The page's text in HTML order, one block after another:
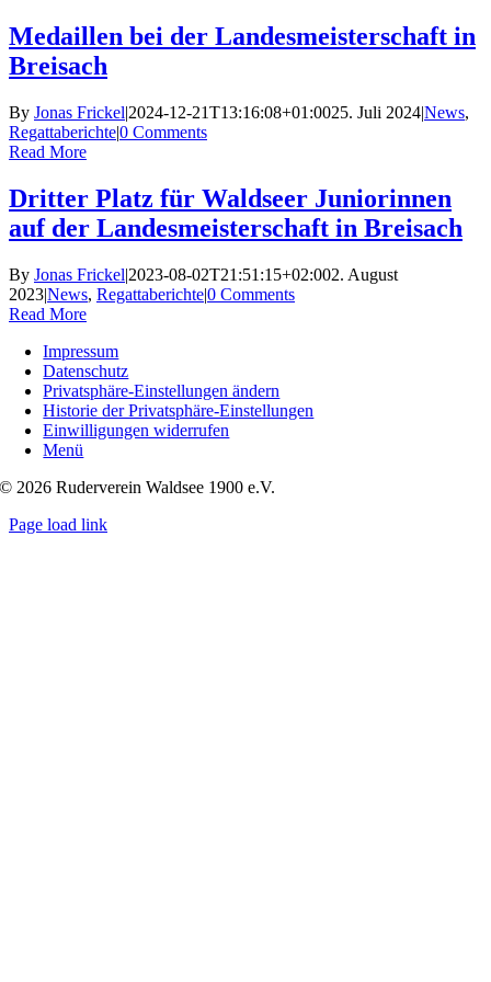
Skip
to
content
Medaillen bei der Landesmeisterschaft in
Breisach
By Jonas Frickel|2024-12-21T13:16:08+01:0025. Juli 2024|News,
Regattaberichte|0 Comments
Read More
Dritter Platz für Waldseer Juniorinnen
auf der Landesmeisterschaft in Breisach
By Jonas Frickel|2023-08-02T21:51:15+02:002. August
2023|News, Regattaberichte|0 Comments
Read More
Impressum
Datenschutz
Privatsphäre-Einstellungen ändern
Historie der Privatsphäre-Einstellungen
Einwilligungen widerrufen
Menü
© 2026 Ruderverein Waldsee 1900 e.V.
Page load link